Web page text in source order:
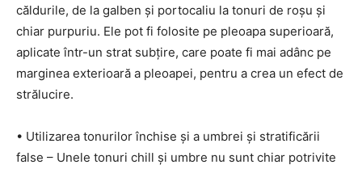
căldurile, de la galben și portocaliu la tonuri de roșu și
chiar purpuriu. Ele pot fi folosite pe pleoapa superioară,
aplicate într-un strat subțire, care poate fi mai adânc pe
marginea exterioară a pleoapei, pentru a crea un efect de
strălucire.
• Utilizarea tonurilor închise și a umbrei și stratificării
false – Unele tonuri chill și umbre nu sunt chiar potrivite